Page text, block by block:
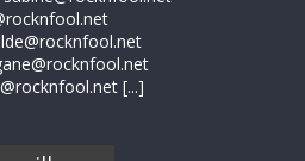
[...]